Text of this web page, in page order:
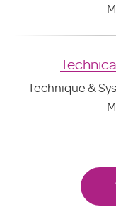
Technique &